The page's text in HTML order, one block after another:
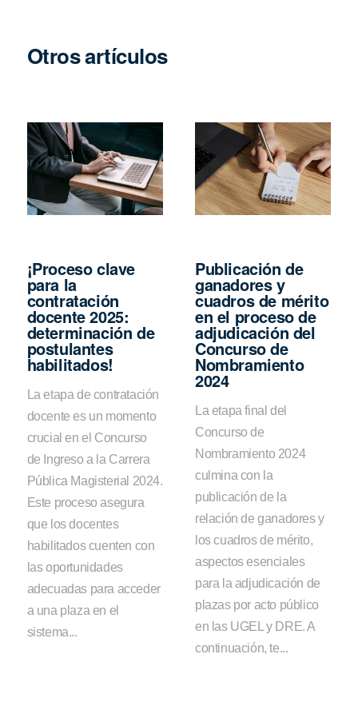
Otros artículos
¡Proceso clave
para la
contratación
docente 2025:
determinación de
postulantes
habilitados!
La etapa de contratación
docente es un momento
crucial en el Concurso
de Ingreso a la Carrera
Pública Magisterial 2024.
Este proceso asegura
que los docentes
habilitados cuenten con
las oportunidades
adecuadas para acceder
a una plaza en el
sistema...
Publicación de
ganadores y
cuadros de mérito
en el proceso de
adjudicación del
Concurso de
Nombramiento
2024
La etapa final del
Concurso de
Nombramiento 2024
culmina con la
publicación de la
relación de ganadores y
los cuadros de mérito,
aspectos esenciales
para la adjudicación de
plazas por acto público
en las UGEL y DRE. A
continuación, te...